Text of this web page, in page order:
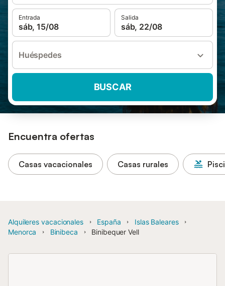
Entrada
sáb, 15/08
Salida
sáb, 22/08
Huéspedes
BUSCAR
Encuentra ofertas
Casas vacacionales Casas rurales
Alquileres vacacionales España
Islas Baleares
Menorca
Binibeca Binibequer Vell